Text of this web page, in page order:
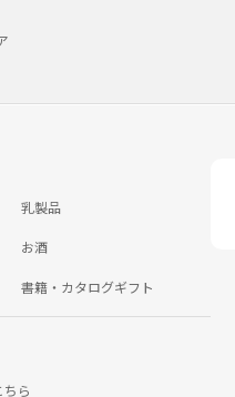
乳製品
お酒
書籍・カタログギフト
ら